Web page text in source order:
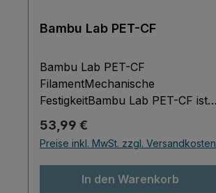
Bambu Lab PET-CF
Bambu Lab PET-CF
FilamentMechanische
FestigkeitBambu Lab PET-CF ist
eine Kombination aus zähem PET
und Kohlefasern. Die Kohlefasern
sorgen für eine verbesserte
Härte und mechanische
Festigkeit. Außerdem trägt Sie
Regulärer Preis:
53,99 €
Preise inkl. MwSt. zzgl. Versandkosten
In den Warenkorb